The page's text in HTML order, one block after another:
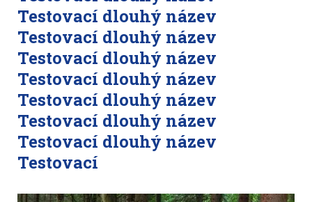
Testovací dlouhý název
Testovací dlouhý název
Testovací dlouhý název
Testovací dlouhý název
Testovací dlouhý název
Testovací dlouhý název
Testovací dlouhý název
Testovací